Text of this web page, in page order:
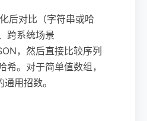
后对比（字符串或哈
跨系统场景
，然后直接比较序列
希。对于简单值数组，
用招数。